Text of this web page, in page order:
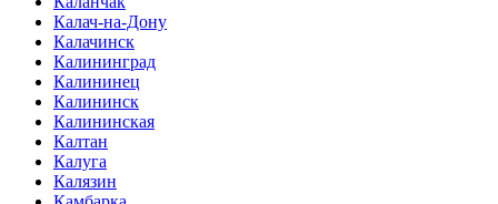
Калач-на-Дону
Калачинск
Калининград
Калининец
Калининск
Калининская
Калтан
Калуга
Калязин